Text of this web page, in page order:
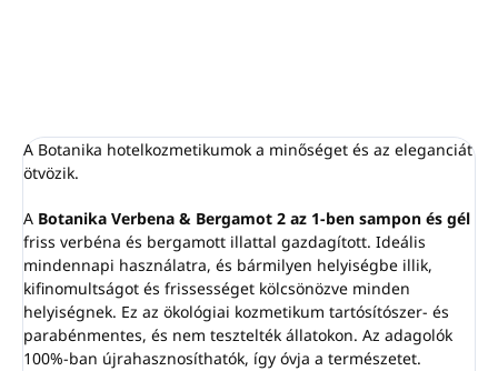
A Botanika hotelkozmetikumok a minőséget és az eleganciát
ötvözik.
A Botanika Verbena & Bergamot 2 az 1-ben sampon és gél
friss verbéna és bergamott illattal gazdagított. Ideális
mindennapi használatra, és bármilyen helyiségbe illik,
kifinomultságot és frissességet kölcsönözve minden
helyiségnek. Ez az ökológiai kozmetikum tartósítószer- és
parabénmentes, és nem tesztelték állatokon. Az adagolók
100%-ban újrahasznosíthatók, így óvja a természetet.